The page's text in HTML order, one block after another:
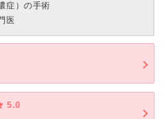
症）の手術
医
5.0